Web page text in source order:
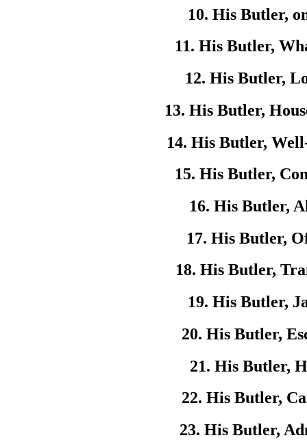
10. His Butler,
11. His Butler,
12. His Butler,
13. His Butler,
14. His Butler,
15. His Butler,
16. His Butler,
17. His Butler,
18. His Butler,
19. His Butler,
20. His Butler,
21. His Butler,
22. His Butler,
23. His Butler,